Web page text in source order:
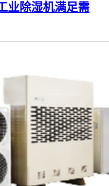
业除湿机满足需